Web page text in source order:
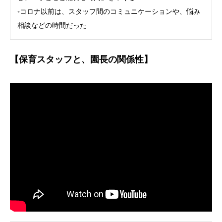
◦コロナ以前は、スタッフ間のコミュニケーションや、悩み
相談などの時間だった
【保育スタッフと、園長の関係性】